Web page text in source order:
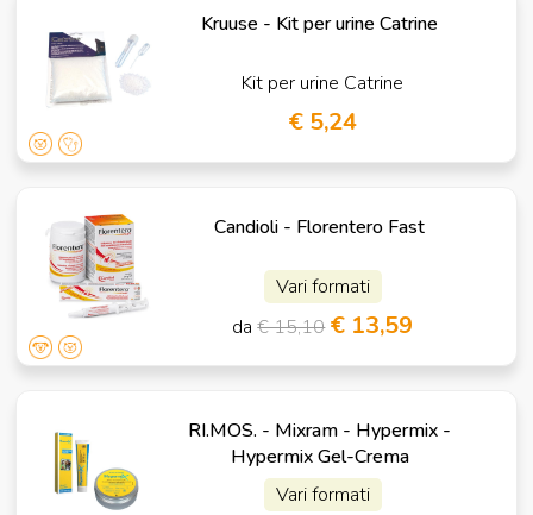
Kruuse - Kit per urine Catrine
Kit per urine Catrine
€ 5,24
Candioli - Florentero Fast
Vari formati
da€ 15,10 € 13,59
RI.MOS. - Mixram - Hypermix -
Hypermix Gel-Crema
Vari formati